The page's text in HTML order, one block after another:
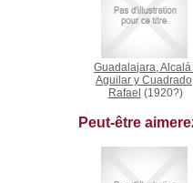
Guadalajara, Alcalá
Aguilar y
Rafael (1920?)
Peut-être